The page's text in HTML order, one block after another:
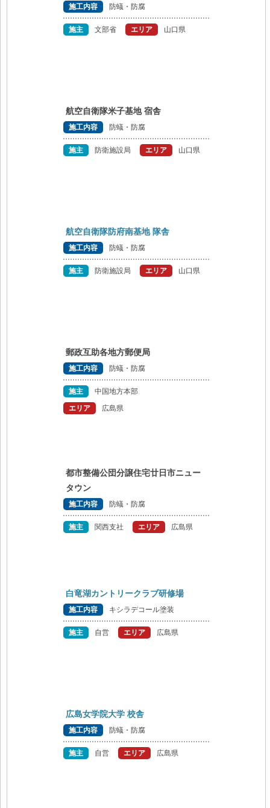
施工内容 防蟻・防腐
施主 文部省 エリア 山口県
航空自衛隊米子基地 宿舎
施工内容 防蟻・防腐
施主 防衛施設局 エリア 山口県
航空自衛隊防府南基地 隊舎
施工内容 防蟻・防腐
施主 防衛施設局 エリア 山口県
郵政互助各地方郵便局
施工内容 防蟻・防腐
施主
中国地方本部
エリア
広島県
都市整備公団分譲住宅廿日市ニュー
タウン
施工内容 防蟻・防腐
施主 関西支社 エリア 広島県
白竜湖カントリークラブ研修場
施工内容 キシラデコール塗装
施主 自営 エリア 広島県
広島女学院大学 校舎
施工内容 防蟻・防腐
施主 自営 エリア 広島県